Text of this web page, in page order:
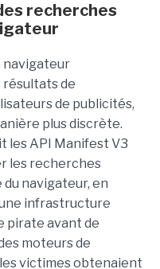
recherches
navigateur
de
de publicités,
plus discrète.
les API Manifest V3
les recherches
du navigateur, en
infrastructure
pirate avant de
moteurs de
victimes obtenaient